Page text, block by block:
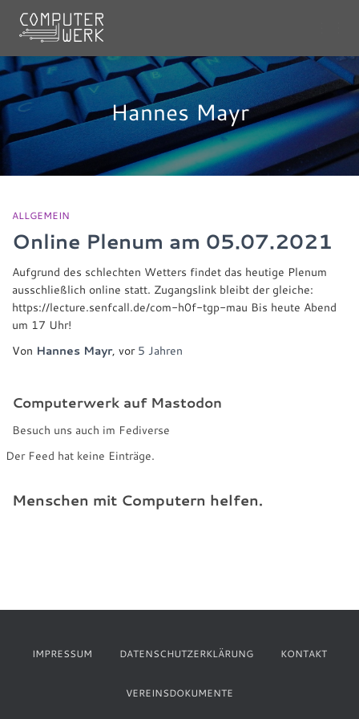
Hannes Mayr
ALLGEMEIN
Online Plenum am 05.07.2021
Aufgrund des schlechten Wetters findet das heutige Plenum
ausschließlich online statt. Zugangslink bleibt der gleiche:
https://lecture.senfcall.de/com-h0f-tgp-mau Bis heute Abend
um 17 Uhr!
Von Hannes Mayr, vor 5 Jahren
Computerwerk auf Mastodon
Besuch uns auch im Fediverse
Der Feed hat keine Einträge.
Menschen mit Computern helfen.
IMPRESSUM DATENSCHUTZERKLÄRUNG KONTAKT
VEREINSDOKUMENTE